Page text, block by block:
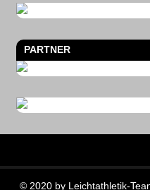
PARTNER
© 2020 by Leichtathletik-